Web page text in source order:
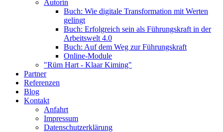
Autorin
Buch: Wie digitale Transformation mit Werten
gelingt
Buch: Erfolgreich sein als Führungskraft in der
Arbeitswelt 4.0
Buch: Auf dem Weg zur Führungskraft
Online-Module
"Rüm Hart - Klaar Kiming"
Partner
Referenzen
Blog
Kontakt
Anfahrt
Impressum
Datenschutzerklärung